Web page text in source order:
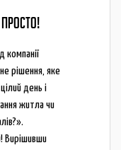
компанії
рішення, яке
день і
житла чи
Вирішивши